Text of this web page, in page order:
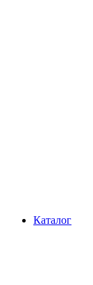
Каталог